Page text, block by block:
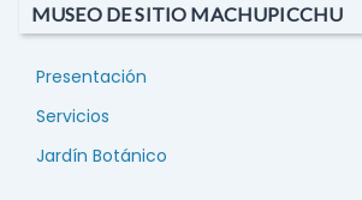
MUSEO DE SITIO MACHUPICCHU
Presentación
Servicios
Jardín Botánico